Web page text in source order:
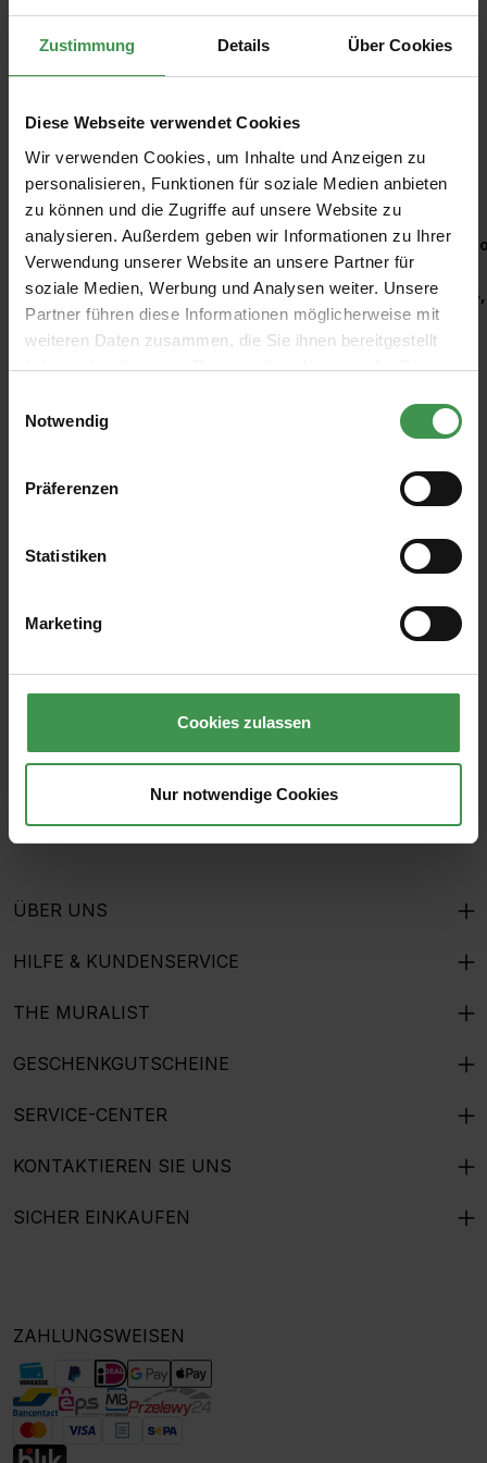
Zustimmung Details Über Cookies
Diese Webseite verwendet Cookies
Wir verwenden Cookies, um Inhalte und Anzeigen zu
personalisieren, Funktionen für soziale Medien anbieten
zu können und die Zugriffe auf unsere Website zu
analysieren. Außerdem geben wir Informationen zu Ihrer
Verwendung unserer Website an unsere Partner für
soziale Medien, Werbung und Analysen weiter. Unsere
Partner führen diese Informationen möglicherweise mit
weiteren Daten zusammen, die Sie ihnen bereitgestellt
haben oder die sie im Rahmen Ihrer Nutzung der Dienste
Notwendig
Präferenzen
Statistiken
Marketing
Cookies zulassen
Nur notwendige Cookies
Empfohlenes Zubehör
Produktgalerie überspringen
Kleisterroller
6,97 €
E-Mail-Adresse*
Ich habe dieDatenschutzbestimmungenzur Kenntnis
einverstanden.
ÜBER UNS
HILFE & KUNDENSERVICE
THE MURALIST
GESCHENKGUTSCHEINE
SERVICE-CENTER
KONTAKTIEREN SIE UNS
SICHER EINKAUFEN
ZAHLUNGSWEISEN